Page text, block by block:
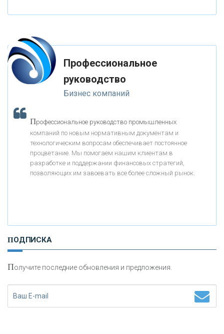
«ТРАСТ»
«ГАЗПРОМБАНК»
«МОСКОВСКИЙ КРЕДИТНЫЙ БАНК»
«БАНК ВОЗРОЖДЕНИЕ»
«ТАТФОНДБАНК»
Профессиональное
руководство
Бизнес компаний
Профессиональное руководство промышленных
компаний по новым нормативным документам и
технологическим вопросам обеспечивает постоянное
процветание. Мы помогаем нашим клиентам в
разработке и поддержании финансовых стратегий,
позволяющих им завоевать все более сложный рынок.
ПОДПИСКА
Получите последние обновления и предложения.